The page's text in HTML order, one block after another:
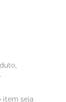
item seja